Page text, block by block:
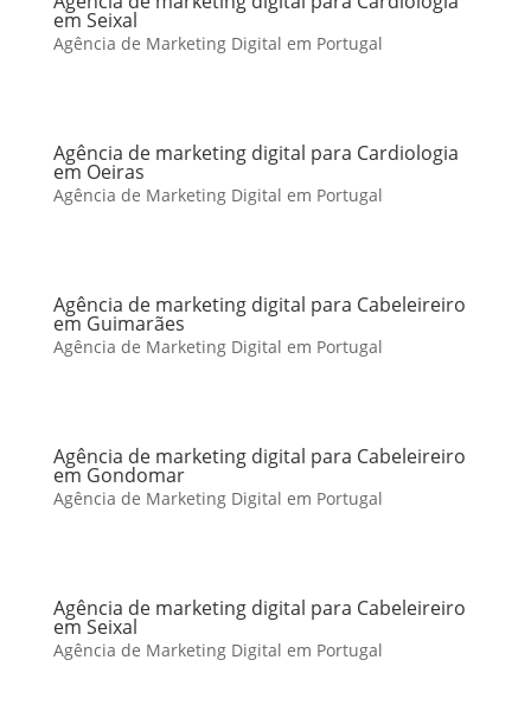
em Seixal
Agência de Marketing Digital em Portugal
Agência de marketing digital para Cardiologia
em Oeiras
Agência de Marketing Digital em Portugal
Agência de marketing digital para Cabeleireiro
em Guimarães
Agência de Marketing Digital em Portugal
Agência de marketing digital para Cabeleireiro
em Gondomar
Agência de Marketing Digital em Portugal
Agência de marketing digital para Cabeleireiro
em Seixal
Agência de Marketing Digital em Portugal